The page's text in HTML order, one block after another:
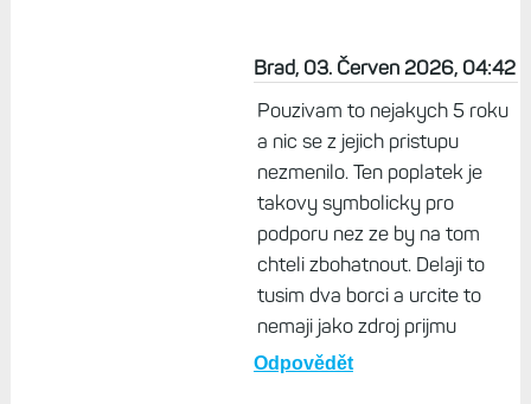
Brad, 03. Červen 2026, 04:42
Pouzivam to nejakych 5 roku
a nic se z jejich pristupu
nezmenilo. Ten poplatek je
takovy symbolicky pro
podporu nez ze by na tom
chteli zbohatnout. Delaji to
tusim dva borci a urcite to
nemaji jako zdroj prijmu
Odpovědět